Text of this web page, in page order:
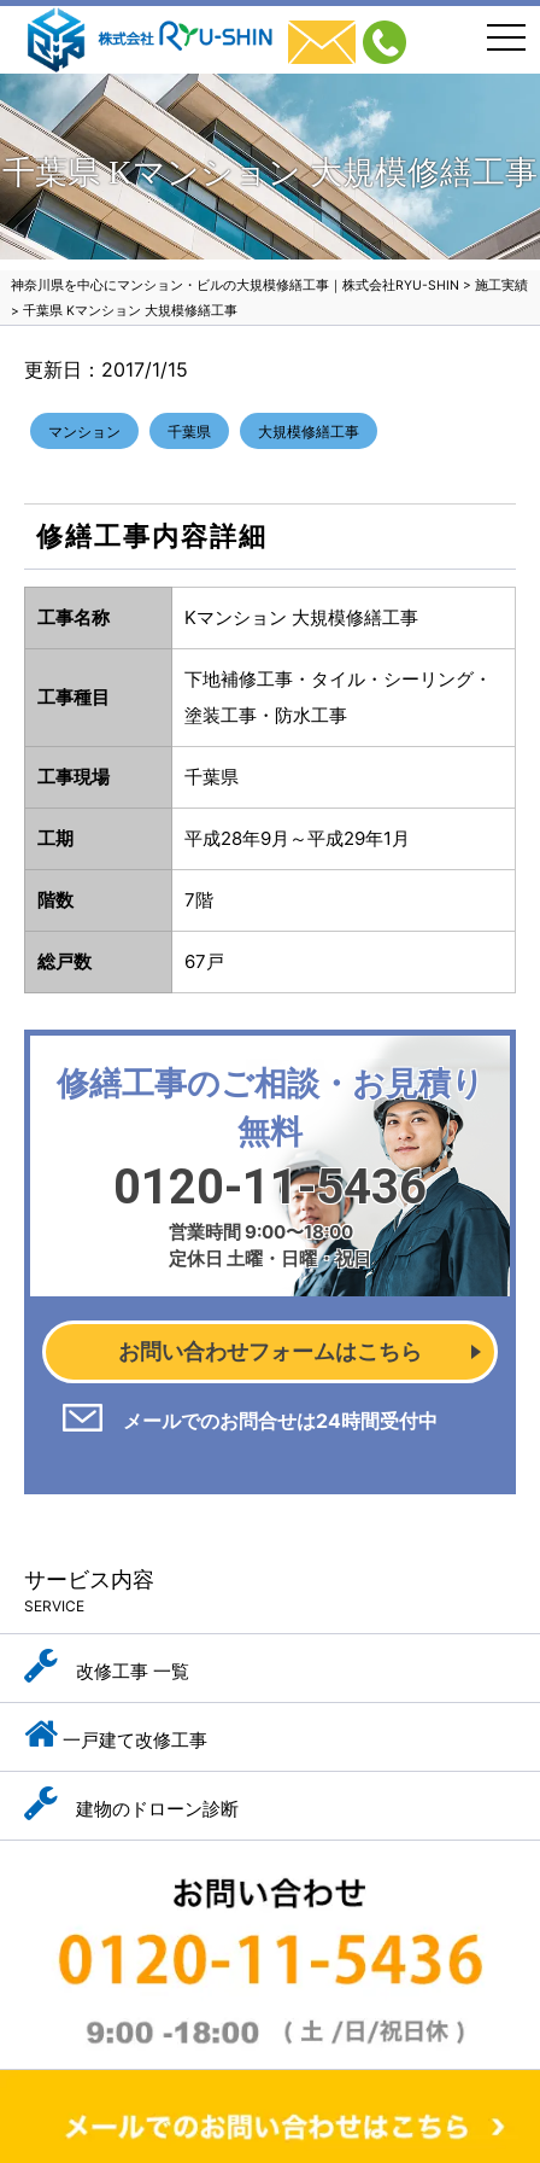
千葉県 Kマンション 大規模修繕工事
神奈川県を中心にマンション・ビルの大規模修繕工事｜株式会社RYU-SHIN > 施工実績
> 千葉県 Kマンション 大規模修繕工事
更新日：2017/1/15
マンション 千葉県 大規模修繕工事
修繕工事内容詳細
工事名称 Kマンション 大規模修繕工事
工事種目
下地補修工事・タイル・シーリング・
塗装工事・防水工事
工事現場 千葉県
工期 平成28年9月～平成29年1月
階数 7階
総戸数 67戸
修繕工事のご相談・お見積り
無料
0120-11-5436
営業時間 9:00〜18:00
定休日 土曜・日曜・祝日
お問い合わせフォームはこちら
メールでのお問合せは24時間受付中
サービス内容
SERVICE
改修工事 一覧
一戸建て改修工事
建物のドローン診断